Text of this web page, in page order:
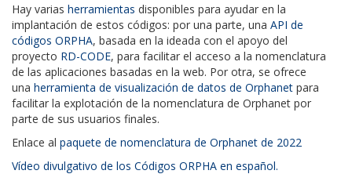
Hay varias herramientas disponibles para ayudar en la
implantación de estos códigos: por una parte, una API de
códigos ORPHA, basada en la ideada con el apoyo del
proyecto RD-CODE, para facilitar el acceso a la nomenclatura
de las aplicaciones basadas en la web. Por otra, se ofrece
una herramienta de visualización de datos de Orphanet para
facilitar la explotación de la nomenclatura de Orphanet por
parte de sus usuarios finales.
Enlace al paquete de nomenclatura de Orphanet de 2022
Vídeo divulgativo de los Códigos ORPHA en español.